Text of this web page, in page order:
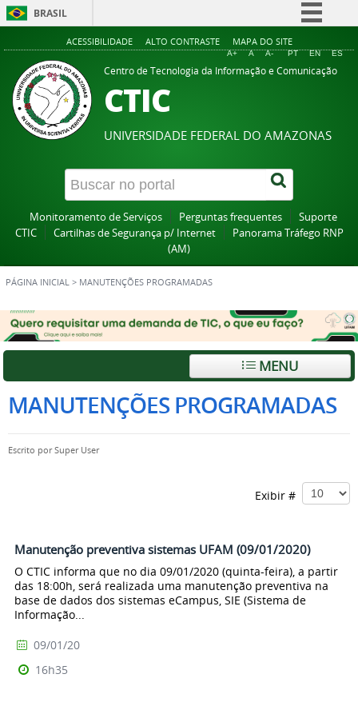
BRASIL
Simplifique!
Comunica BR
Legislação
Canais
ACESSIBILIDADE ALTO CONTRASTE MAPA DO SITE
A+ A A- PT EN ES
Centro de Tecnologia da Informação e Comunicação
CTIC
UNIVERSIDADE FEDERAL DO AMAZONAS
Monitoramento de Serviços Perguntas frequentes
Suporte
CTIC
Cartilhas de Segurança p/ Internet
Panorama Tráfego RNP
(AM)
PÁGINA INICIAL > MANUTENÇÕES PROGRAMADAS
MENU
MANUTENÇÕES PROGRAMADAS
Escrito porSuper User
Exibir #
Manutenção preventiva sistemas UFAM (09/01/2020)
O CTIC informa que no dia 09/01/2020 (quinta-feira), a partir
das 18:00h, será realizada uma manutenção preventiva na
base de dados dos sistemas eCampus, SIE (Sistema de
Informação...
09/01/20
16h35